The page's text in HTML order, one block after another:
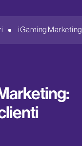
iGaming Marketing